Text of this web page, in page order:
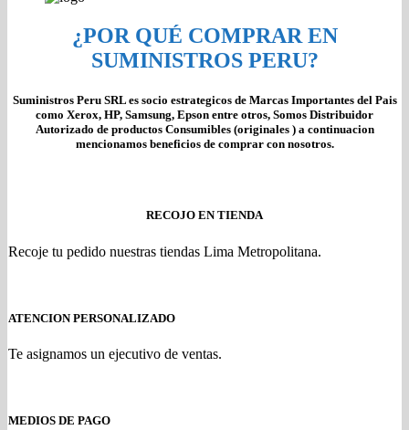
¿POR QUÉ COMPRAR EN
SUMINISTROS PERU?
Suministros Peru SRL es socio estrategicos de Marcas Importantes del Pais
como Xerox, HP, Samsung, Epson entre otros, Somos Distribuidor
Autorizado de productos Consumibles (originales ) a continuacion
mencionamos beneficios de comprar con nosotros.
RECOJO EN TIENDA
Recoje tu pedido nuestras tiendas Lima Metropolitana.
ATENCION PERSONALIZADO
Te asignamos un ejecutivo de ventas.
MEDIOS DE PAGO